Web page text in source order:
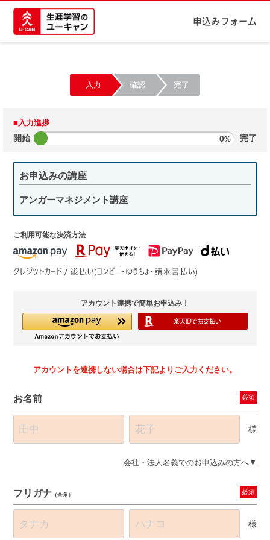
申込みフォーム
入力 確認 完了
■入力進捗
開始 0% 完了
ご利用可能な決済方法
アカウント連携で簡単お申込み！
アカウントを連携しない場合は下記よりご入力ください。
お申込みの講座
アンガーマネジメント講座
お名前 必須
様
会社・法人名義でのお申込みの方へ
フリガナ （全角） 必須
様